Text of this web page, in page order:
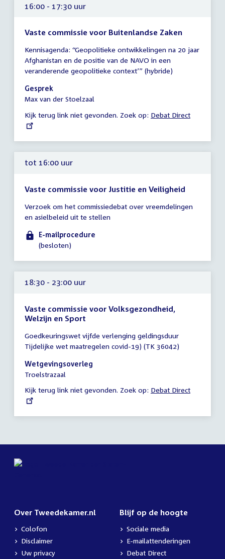
16:00 - 17:30 uur
Vaste commissie voor Buitenlandse Zaken
vergadering
16:00
-
17:30
uur
Kennisagenda: “Geopolitieke ontwikkelingen na 20 jaar
Afghanistan en de positie van de NAVO in een
veranderende geopolitieke context’” (hybride)
Gesprek
Max van der Stoelzaal
Kijk terug link niet gevonden. Zoek op: External
Debat Direct
tot 16:00 uur
Vaste commissie voor Justitie en Veiligheid
vergadering
tot
16:00
uur
Verzoek om het commissiedebat over vreemdelingen
en asielbeleid uit te stellen
E-mailprocedure
(besloten)
18:30 - 23:00 uur
Vaste commissie voor Volksgezondheid,
Welzijn en Sport
vergadering
18:30
-
23:00
Goedkeuringswet vijfde verlenging geldingsduur
Tijdelijke wet maatregelen covid-19) (TK 36042)
Wetgevingsoverleg
Troelstrazaal
Kijk terug link niet gevonden. Zoek op: External
Debat Direct
Over Tweedekamer.nl
Colofon
Disclaimer
Uw privacy
Blijf op de hoogte
Sociale media
E-mailattenderingen
Debat Direct